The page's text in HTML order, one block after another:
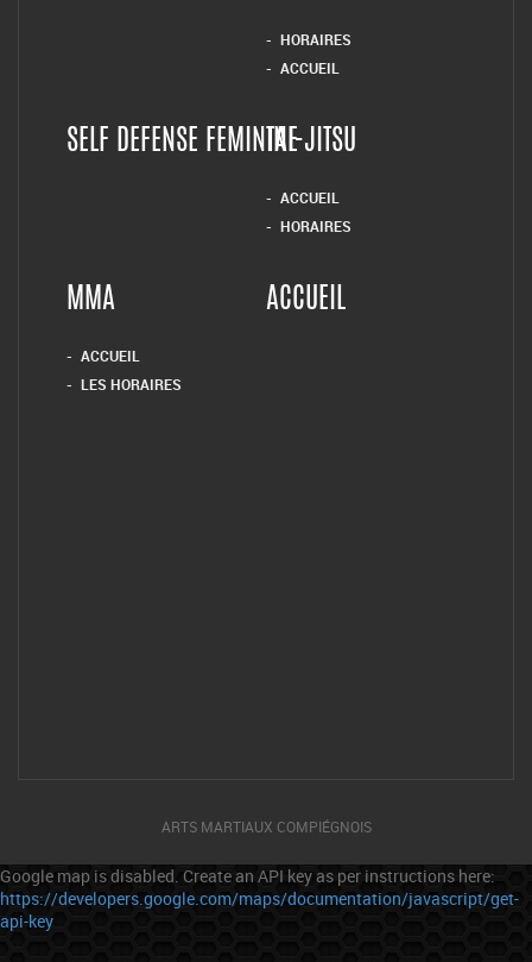
HORAIRES
ACCUEIL
SELF DEFENSE FEMININETAI-JITSU
ACCUEIL
HORAIRES
MMA
ACCUEIL
LES HORAIRES
ACCUEIL
ARTS MARTIAUX COMPIÉGNOIS
Google map is disabled. Create an API key as per instructions here:
https://developers.google.com/maps/documentation/javascript/get-
api-key